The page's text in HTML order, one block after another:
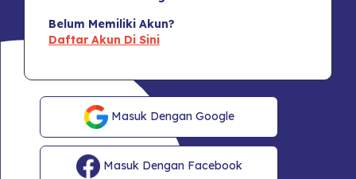
Belum Memiliki Akun?
Daftar Akun Di Sini
Masuk Dengan Google
Masuk Dengan Facebook